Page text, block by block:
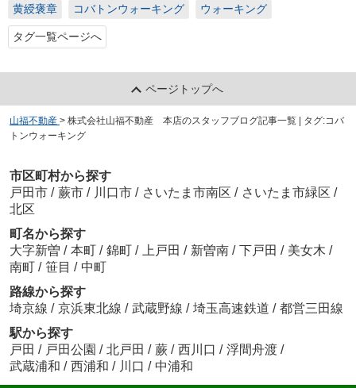
黄綬褒章 コバトンウォーキング ウォーキング
タグ一覧ページへ
ページトップへ
山福不動産 > 株式会社山福不動産 本店のスタッフブログ記事一覧 | タグ:コバ
トンウォーキング
市区町村から探す
戸田市 / 蕨市 / 川口市 / さいたま市南区 / さいたま市緑区 /
北区
町名から探す
大字新曽 / 本町 / 錦町 / 上戸田 / 新曽南 / 下戸田 / 美女木 /
南町 / 笹目 / 中町
路線から探す
埼京線 / 京浜東北線 / 武蔵野線 / 埼玉高速鉄道 / 都営三田線
駅から探す
戸田 / 戸田公園 / 北戸田 / 蕨 / 西川口 / 浮間舟渡 /
武蔵浦和 / 西浦和 / 川口 / 中浦和